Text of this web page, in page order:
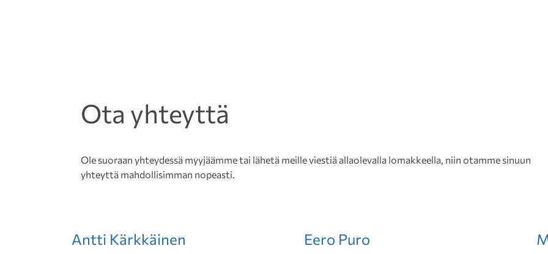
Ota yhteyttä
Ole suoraan yhteydessä myyjäämme tai lähetä meille viestiä allaolevalla lomakkeella, niin otamme sinuun
yhteyttä mahdollisimman nopeasti.
Antti Kärkkäinen Eero Puro